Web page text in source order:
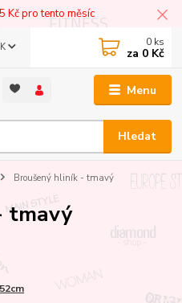
Kč pro tento měsíc
Menu
Hledat
0 ks
za 0 Kč
Broušený hliník - tmavý
tmavý